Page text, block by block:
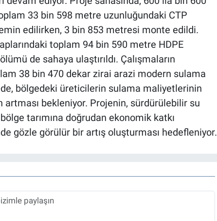
33 bin 598 metre uzunluğundaki CTP
edilirken, 3 bin 853 metresi monte edildi.
toplam 94 bin 590 metre HDPE
de sahaya ulaştırıldı. Çalışmaların
38 bin 470 dekar zirai arazi modern sulama
bölgedeki üreticilerin sulama maliyetlerinin
bekleniyor. Projenin, sürdürülebilir su
tarımına doğrudan ekonomik katkı
gözle görülür bir artış oluşturması hedefleniyor.